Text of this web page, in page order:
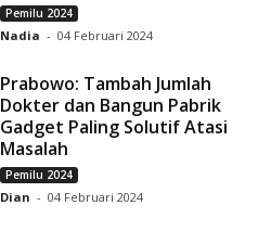
Pemilu 2024
Nadia - 04 Februari 2024
Prabowo: Tambah Jumlah
Dokter dan Bangun Pabrik
Gadget Paling Solutif Atasi
Masalah
Pemilu 2024
Dian - 04 Februari 2024